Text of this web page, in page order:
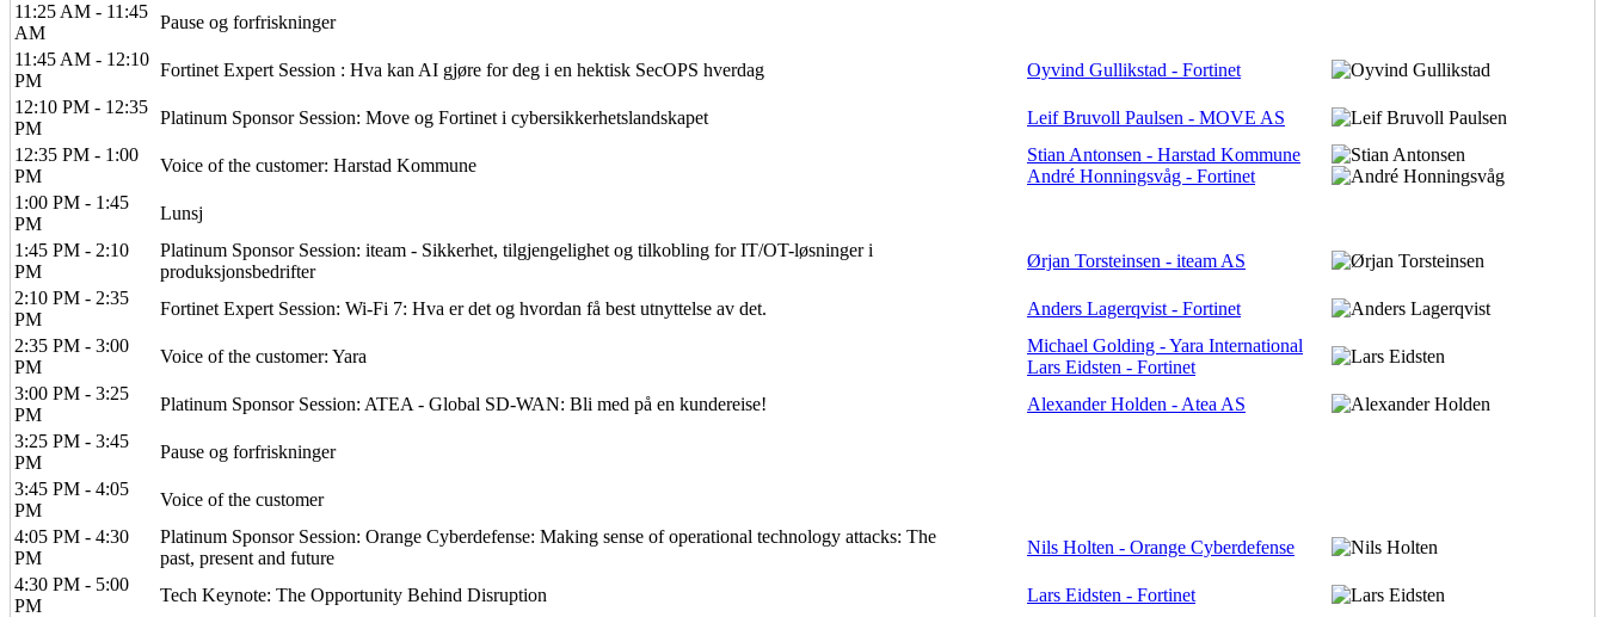
11:25 AM - 11:45
AM
Pause og forfriskninger
11:45 AM - 12:10
PM
Fortinet Expert Session : Hva kan AI gjøre for deg i en hektisk SecOPS hverdag
Oyvind Gullikstad - Fortinet
12:10 PM - 12:35
PM
Platinum Sponsor Session: Move og Fortinet i cybersikkerhetslandskapet
Leif Bruvoll Paulsen - MOVE AS
12:35 PM - 1:00
PM
Voice of the customer: Harstad Kommune
Stian Antonsen - Harstad Kommune
André Honningsvåg - Fortinet
1:00 PM - 1:45
PM
Lunsj
1:45 PM - 2:10
PM
Platinum Sponsor Session: iteam - Sikkerhet, tilgjengelighet og tilkobling for IT/OT-løsninger i
produksjonsbedrifter
Ørjan Torsteinsen - iteam AS
2:10 PM - 2:35
PM
Fortinet Expert Session: Wi-Fi 7: Hva er det og hvordan få best utnyttelse av det.
Anders Lagerqvist - Fortinet
2:35 PM - 3:00
PM
Voice of the customer: Yara
Michael Golding - Yara International
Lars Eidsten - Fortinet
3:00 PM - 3:25
PM
Platinum Sponsor Session: ATEA - Global SD-WAN: Bli med på en kundereise!
Alexander Holden - Atea AS
3:25 PM - 3:45
PM
Pause og forfriskninger
3:45 PM - 4:05
PM
Voice of the customer
4:05 PM - 4:30
PM
Platinum Sponsor Session: Orange Cyberdefense: Making sense of operational technology attacks: The
past, present and future
Nils Holten - Orange Cyberdefense
4:30 PM - 5:00
PM
Tech Keynote: The Opportunity Behind Disruption
Lars Eidsten - Fortinet